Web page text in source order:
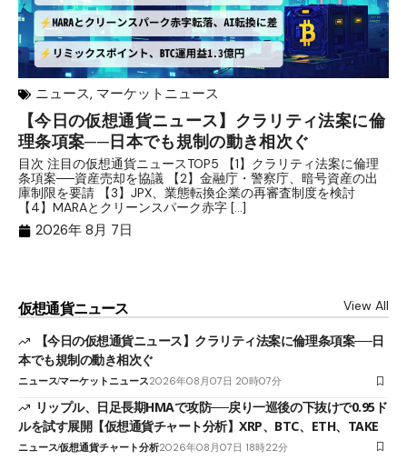
ニュース, マーケットニュース
【今日の仮想通貨ニュース】クラリティ法案に倫
理条項案──日本でも規制の動き相次ぐ
目次 注目の仮想通貨ニュースTOP5 【1】クラリティ法案に倫理
条項案──資産売却を協議 【2】金融庁・警察庁、暗号資産の出
庫制限を要請 【3】JPX、業態転換企業の再審査制度を検討
【4】MARAとクリーンスパーク赤字 […]
2026年 8月 7日
仮想通貨ニュース View All
【今日の仮想通貨ニュース】クラリティ法案に倫理条項案──日
本でも規制の動き相次ぐ
ニュースマーケットニュース2026年08月07日 20時07分
リップル、日足長期HMAで攻防──戻り一巡後の下抜けで0.95ド
ルを試す展開【仮想通貨チャート分析】XRP、BTC、ETH、TAKE
ニュース仮想通貨チャート分析2026年08月07日 18時22分